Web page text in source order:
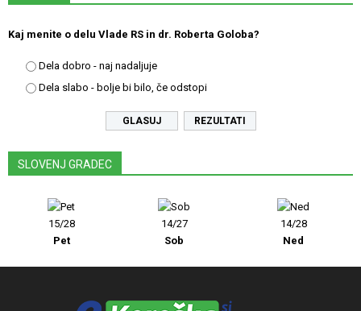
Kaj menite o delu Vlade RS in dr. Roberta Goloba?
Dela dobro - naj nadaljuje
Dela slabo - bolje bi bilo, če odstopi
REZULTATI
SLOVENJ GRADEC
15/28
Pet
14/27
Sob
14/28
Ned